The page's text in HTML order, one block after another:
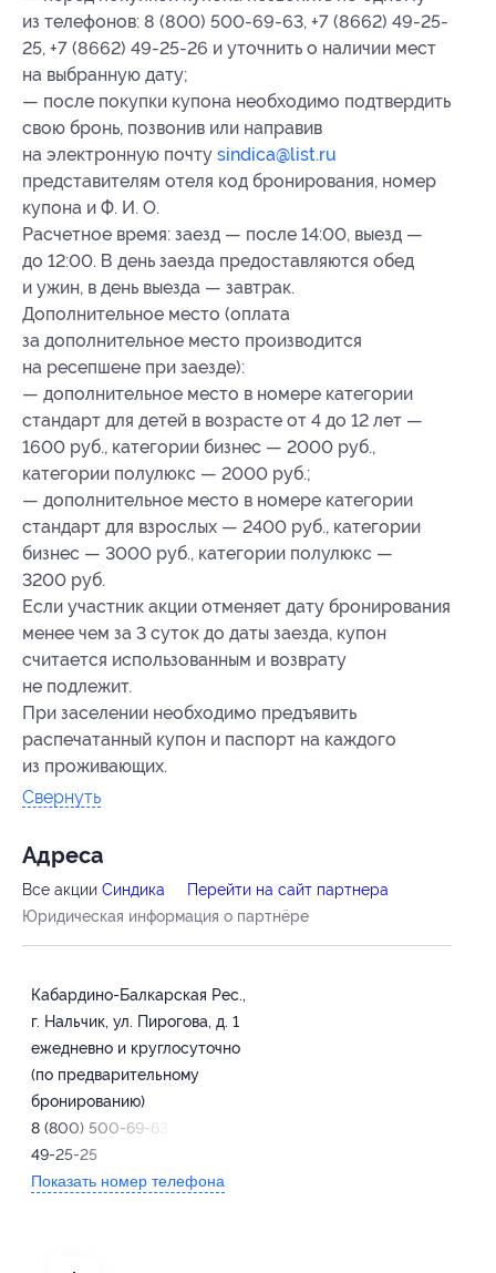
из телефонов: 8 (800) 500-69-63, +7 (8662) 49-25-
25, +7 (8662) 49-25-26 и уточнить о наличии мест
на выбранную дату;
— после покупки купона необходимо подтвердить
свою бронь, позвонив или направив
на электронную почту sindica@list.ru
представителям отеля код бронирования, номер
купона и Ф. И. О.
Расчетное время: заезд — после 14:00, выезд —
до 12:00. В день заезда предоставляются обед
и ужин, в день выезда — завтрак.
Дополнительное место (оплата
за дополнительное место производится
на ресепшене при заезде):
— дополнительное место в номере категории
стандарт для детей в возрасте от 4 до 12 лет —
1600 руб., категории бизнес — 2000 руб.,
категории полулюкс — 2000 руб.;
— дополнительное место в номере категории
стандарт для взрослых — 2400 руб., категории
бизнес — 3000 руб., категории полулюкс —
3200 руб.
Если участник акции отменяет дату бронирования
менее чем за 3 суток до даты заезда, купон
считается использованным и возврату
не подлежит.
При заселении необходимо предъявить
распечатанный купон и паспорт на каждого
из проживающих.
Свернуть
Адресa
Все акции Синдика
Перейти на сайт партнера
Юридическая информация о партнёре
Кабардино-Балкарская Рес.,
г. Нальчик, ул. Пирогова, д. 1
ежедневно и круглосуточно
(по предварительному
бронированию)
8 (800) 500-69-63, +7 (8662)
49-25-25
Показать номер телефона